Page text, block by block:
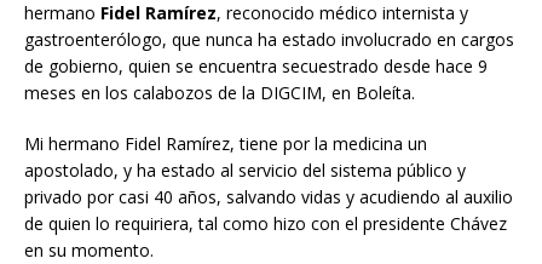
hermano Fidel Ramírez, reconocido médico internista y
gastroenterólogo, que nunca ha estado involucrado en cargos
de gobierno, quien se encuentra secuestrado desde hace 9
meses en los calabozos de la DIGCIM, en Boleíta.
Mi hermano Fidel Ramírez, tiene por la medicina un
apostolado, y ha estado al servicio del sistema público y
privado por casi 40 años, salvando vidas y acudiendo al auxilio
de quien lo requiriera, tal como hizo con el presidente Chávez
en su momento.